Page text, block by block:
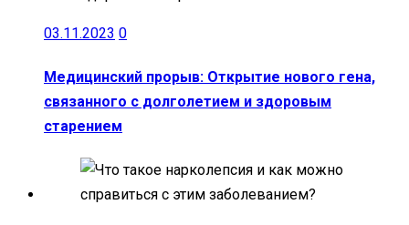
03.11.2023 0
Медицинский прорыв: Открытие нового гена,
связанного с долголетием и здоровым
старением